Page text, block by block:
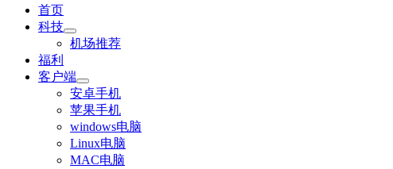
菜
单
首页
科技
机场推荐
福利
客户端
安卓手机
苹果手机
windows电脑
Linux电脑
MAC电脑